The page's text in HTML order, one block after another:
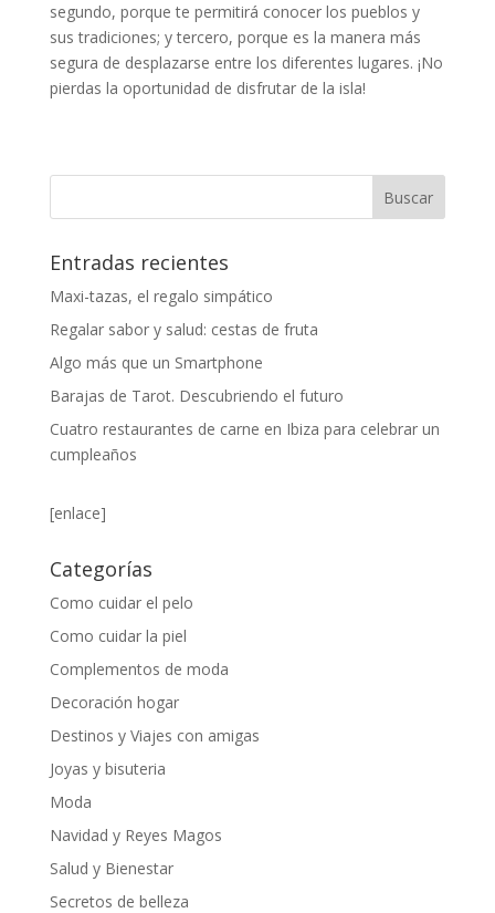
segundo, porque te permitirá conocer los pueblos y
sus tradiciones; y tercero, porque es la manera más
segura de desplazarse entre los diferentes lugares. ¡No
pierdas la oportunidad de disfrutar de la isla!
Entradas recientes
Maxi-tazas, el regalo simpático
Regalar sabor y salud: cestas de fruta
Algo más que un Smartphone
Barajas de Tarot. Descubriendo el futuro
Cuatro restaurantes de carne en Ibiza para celebrar un
cumpleaños
[enlace]
Categorías
Como cuidar el pelo
Como cuidar la piel
Complementos de moda
Decoración hogar
Destinos y Viajes con amigas
Joyas y bisuteria
Moda
Navidad y Reyes Magos
Salud y Bienestar
Secretos de belleza